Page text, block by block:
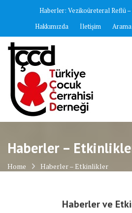
Haberler: Vezikoüreteral Reflü
Hakkımızda
İletişim Arama
Haberler –
Home Haberler – Etkinlikler
Haberler ve